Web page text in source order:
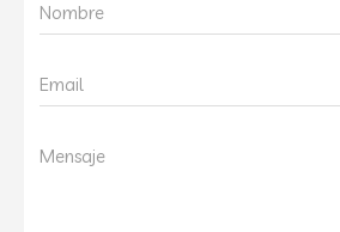
Nombre
Email
Mensaje